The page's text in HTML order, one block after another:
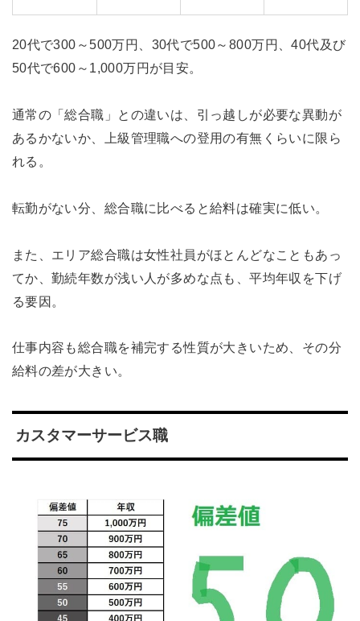
20代で300～500万円、30代で500～800万円、40代及び
50代で600～1,000万円が目安。
通常の「総合職」との違いは、引っ越しが必要な異動が
あるかないか、上級管理職への登用の有無くらいに限ら
れる。
転勤がない分、総合職に比べると給料は確実に低い。
また、エリア総合職は女性社員がほとんどなこともあっ
てか、勤続年数が浅い人が多めな点も、平均年収を下げ
る要因。
仕事内容も総合職を補完する性質が大きいため、その分
給料の差が大きい。
カスタマーサービス職